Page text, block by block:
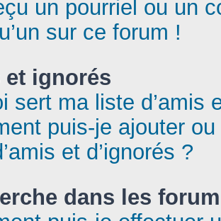
un pourriel ou un
sur ce forum !
et ignorés
sert ma liste d’amis
puis-je ajouter
et d’ignorés ?
dans les